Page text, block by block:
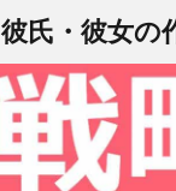
彼氏・彼女の